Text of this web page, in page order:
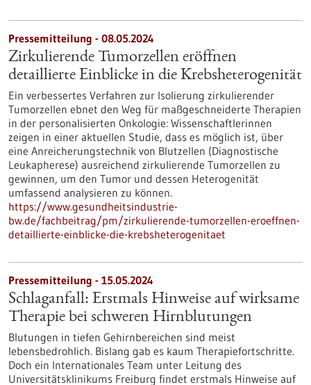
Pressemitteilung - 08.05.2024
Zirkulierende Tumorzellen eröffnen
detaillierte Einblicke in die Krebsheterogenität
Ein verbessertes Verfahren zur Isolierung zirkulierender
Tumorzellen ebnet den Weg für maßgeschneiderte Therapien
in der personalisierten Onkologie: Wissenschaftlerinnen
zeigen in einer aktuellen Studie, dass es möglich ist, über
eine Anreicherungstechnik von Blutzellen (Diagnostische
Leukapherese) ausreichend zirkulierende Tumorzellen zu
gewinnen, um den Tumor und dessen Heterogenität
umfassend analysieren zu können.
https://www.gesundheitsindustrie-
bw.de/fachbeitrag/pm/zirkulierende-tumorzellen-eroeffnen-
detaillierte-einblicke-die-krebsheterogenitaet
Pressemitteilung - 15.05.2024
Schlaganfall: Erstmals Hinweise auf wirksame
Therapie bei schweren Hirnblutungen
Blutungen in tiefen Gehirnbereichen sind meist
lebensbedrohlich. Bislang gab es kaum Therapiefortschritte.
Doch ein Internationales Team unter Leitung des
Universitätsklinikums Freiburg findet erstmals Hinweise auf